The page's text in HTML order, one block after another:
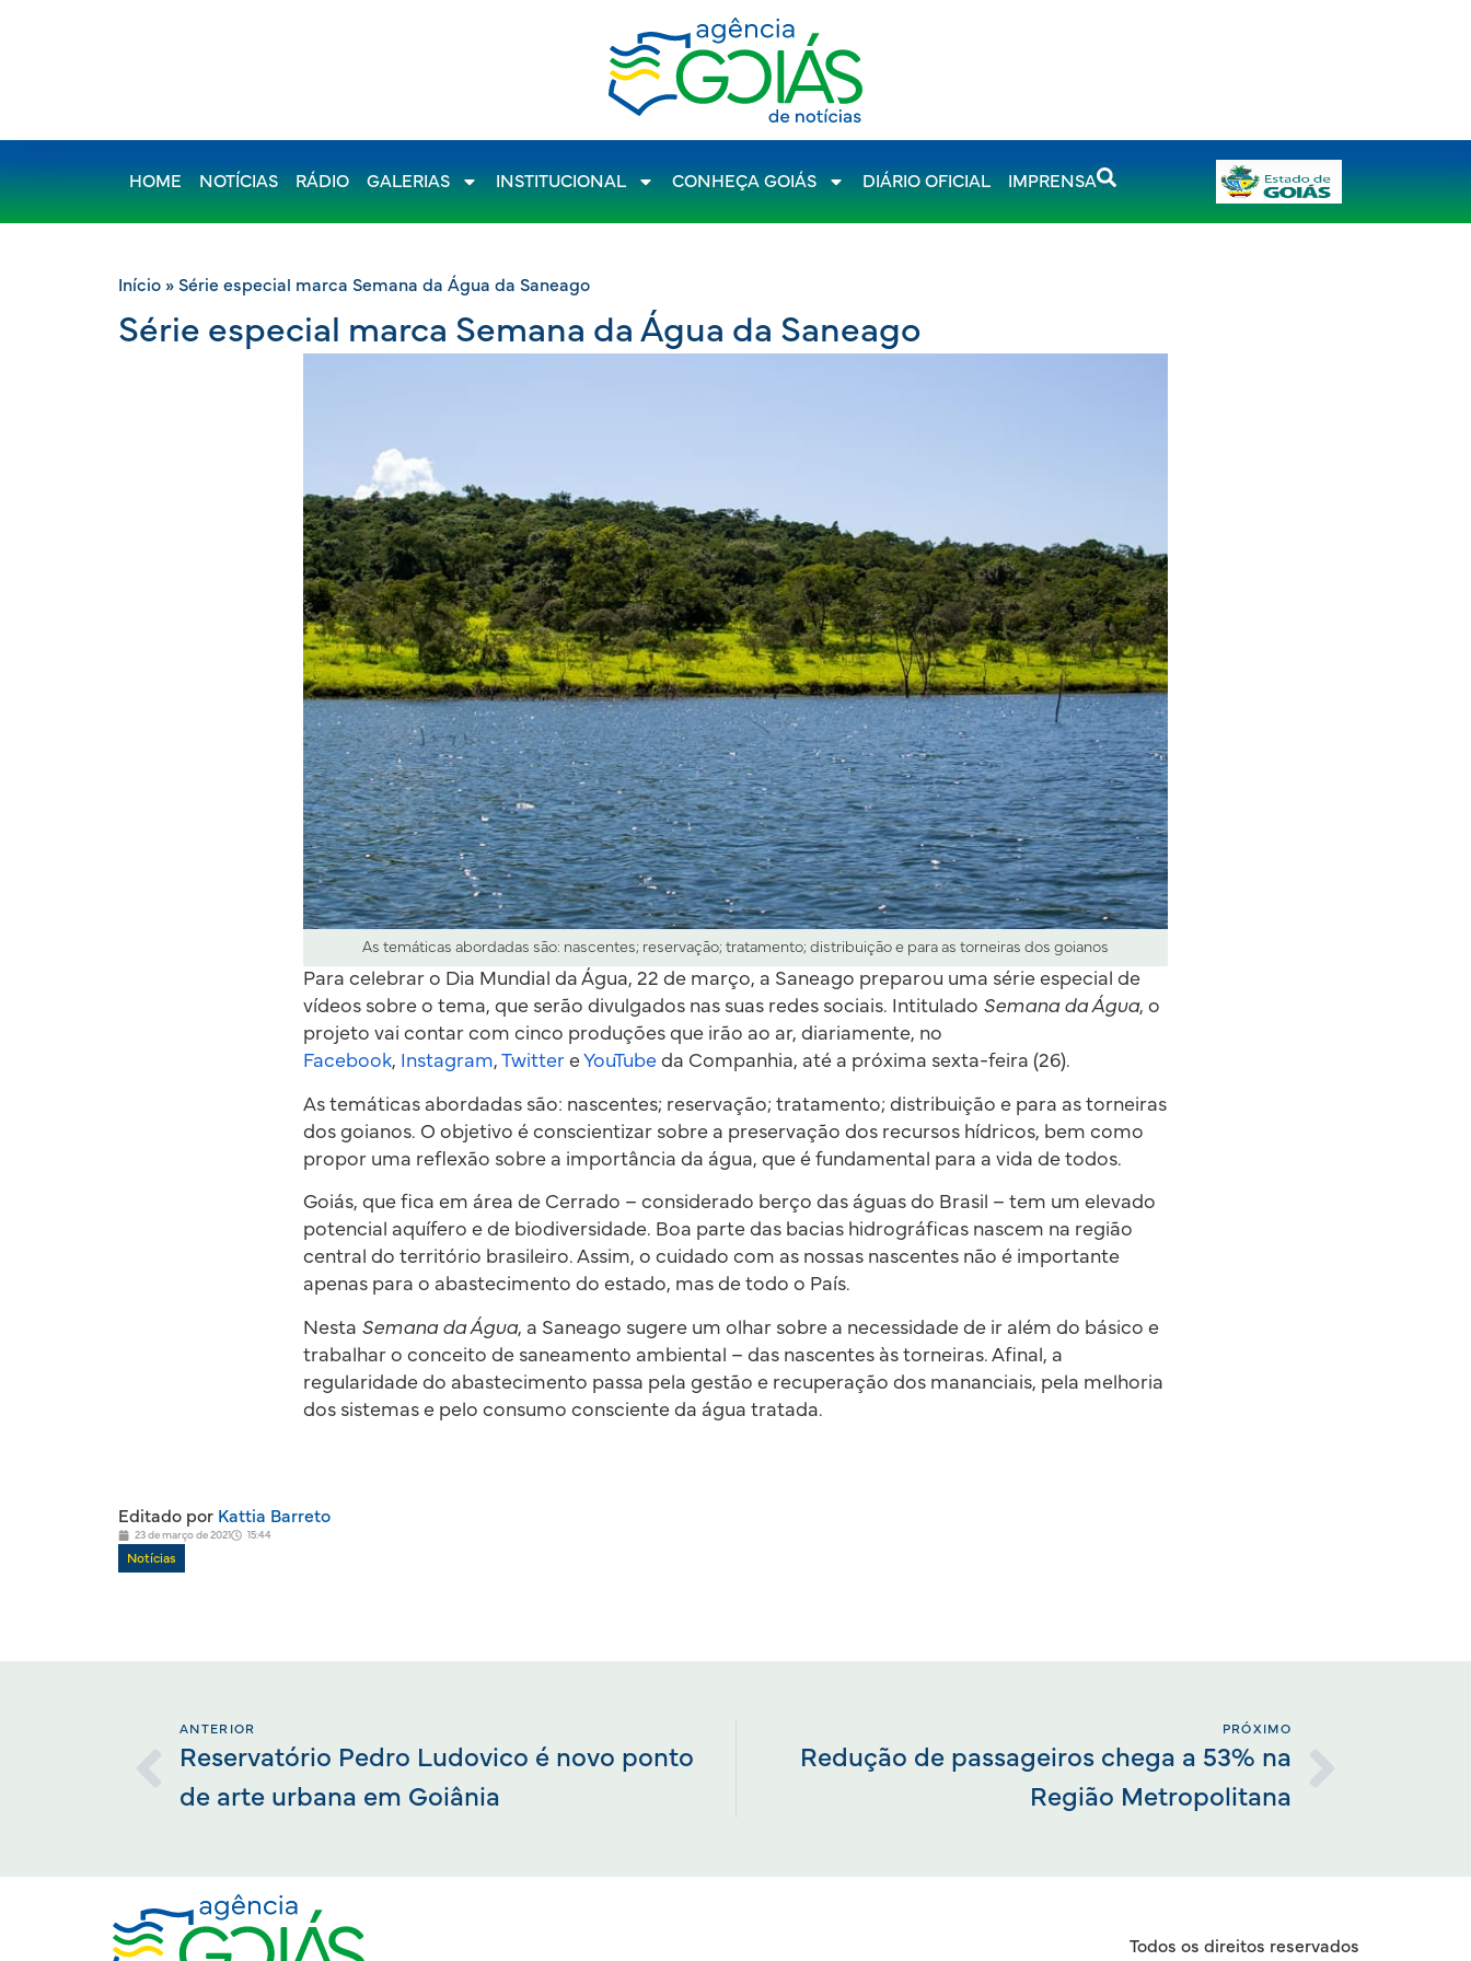
HOME NOTÍCIAS RÁDIO GALERIAS INSTITUCIONAL CONHEÇA GOIÁS DIÁRIO OFICIAL IMPRENSA
Início » Série especial marca Semana da Água da Saneago
Série especial marca Semana da Água da Saneago
As temáticas abordadas são: nascentes; reservação; tratamento; distribuição e para as torneiras dos goianos
Para celebrar o Dia Mundial da Água, 22 de março, a Saneago preparou uma série especial de
vídeos sobre o tema, que serão divulgados nas suas redes sociais. Intitulado Semana da Água, o
projeto vai contar com cinco produções que irão ao ar, diariamente, no
Facebook, Instagram,Twitter e YouTube da Companhia, até a próxima sexta-feira (26).
As temáticas abordadas são: nascentes; reservação; tratamento; distribuição e para as torneiras
dos goianos. O objetivo é conscientizar sobre a preservação dos recursos hídricos, bem como
propor uma reflexão sobre a importância da água, que é fundamental para a vida de todos.
Goiás, que fica em área de Cerrado – considerado berço das águas do Brasil – tem um elevado
potencial aquífero e de biodiversidade. Boa parte das bacias hidrográficas nascem na região
central do território brasileiro. Assim, o cuidado com as nossas nascentes não é importante
apenas para o abastecimento do estado, mas de todo o País.
Nesta Semana da Água, a Saneago sugere um olhar sobre a necessidade de ir além do básico e
trabalhar o conceito de saneamento ambiental – das nascentes às torneiras. Afinal, a
regularidade do abastecimento passa pela gestão e recuperação dos mananciais, pela melhoria
dos sistemas e pelo consumo consciente da água tratada.
Editado por Kattia Barreto
23 de março de 2021 15:44
Notícias
ANTERIOR
Reservatório Pedro Ludovico é novo ponto
de arte urbana em Goiânia
PRÓXIMO
Redução de passageiros chega a 53% na
Região Metropolitana
Todos os direitos reservados